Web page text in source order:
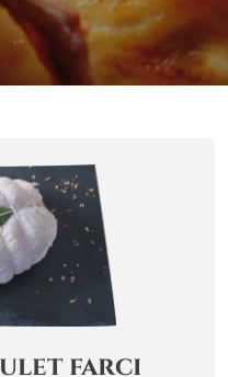
farci